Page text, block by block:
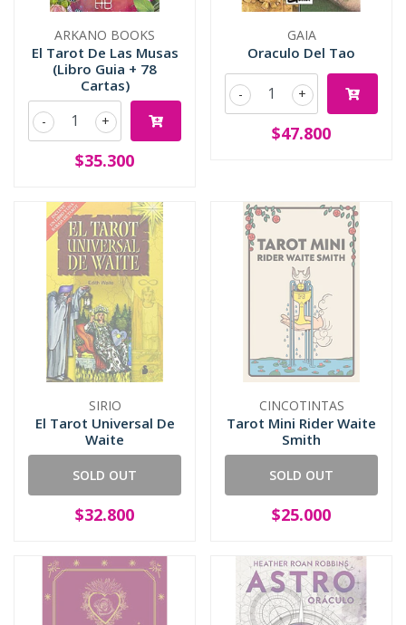
ARKANO BOOKS
El Tarot De Las Musas
(Libro Guia + 78
Cartas)
+
-
$35.300
GAIA
Oraculo Del Tao
+
-
$47.800
SIRIO
El Tarot Universal De
Waite
SOLD OUT
$32.800
CINCOTINTAS
Tarot Mini Rider Waite
Smith
SOLD OUT
$25.000